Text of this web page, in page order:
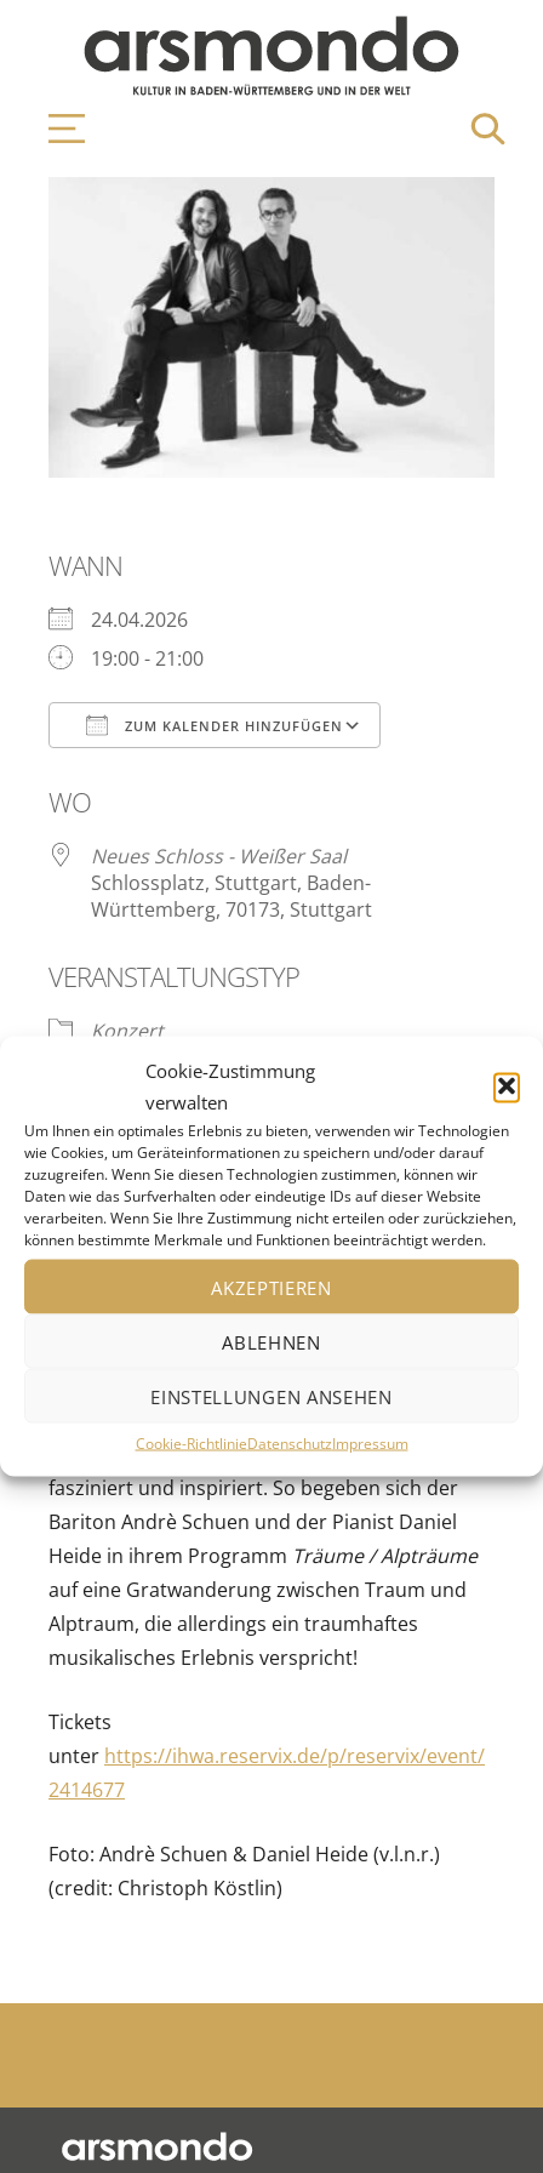
Cookie-Zustimmung
verwalten
Um Ihnen ein optimales Erlebnis zu bieten, verwenden wir Technologien
wie Cookies, um Geräteinformationen zu speichern und/oder darauf
zuzugreifen. Wenn Sie diesen Technologien zustimmen, können wir
Daten wie das Surfverhalten oder eindeutige IDs auf dieser Website
verarbeiten. Wenn Sie Ihre Zustimmung nicht erteilen oder zurückziehen,
können bestimmte Merkmale und Funktionen beeinträchtigt werden.
AKZEPTIEREN
ABLEHNEN
EINSTELLUNGEN ANSEHEN
Cookie-RichtlinieDatenschutzImpressum
WANN
24.04.2026
19:00 - 21:00
ZUM KALENDER HINZUFÜGEN
WO
Neues Schloss - Weißer Saal
Schlossplatz, Stuttgart, Baden-
Württemberg, 70173, Stuttgart
VERANSTALTUNGSTYP
Konzert
Andrè Schuen (Bariton)
Daniel Heide (Klavier)
Lieder von Strauss, Zemlinsky und Wagner
Traum und Alptraum liegen oft nah beieinander,
der Übergang ist fließend. Die Bandbreite
menschlichen Träumens, das Nebeneinander
von höchstem Glück und angsterfülltem
allem des späten 19. Jahrhunderts gleichmaßen
fasziniert und inspiriert. So begeben sich der
Bariton Andrè Schuen und der Pianist Daniel
Heide in ihrem Programm Träume / Alpträume
auf eine Gratwanderung zwischen Traum und
Alptraum, die allerdings ein traumhaftes
musikalisches Erlebnis verspricht!
Tickets
unter https://ihwa.reservix.de/p/reservix/event/
2414677
Foto: Andrè Schuen & Daniel Heide (v.l.n.r.)
(credit: Christoph Köstlin)